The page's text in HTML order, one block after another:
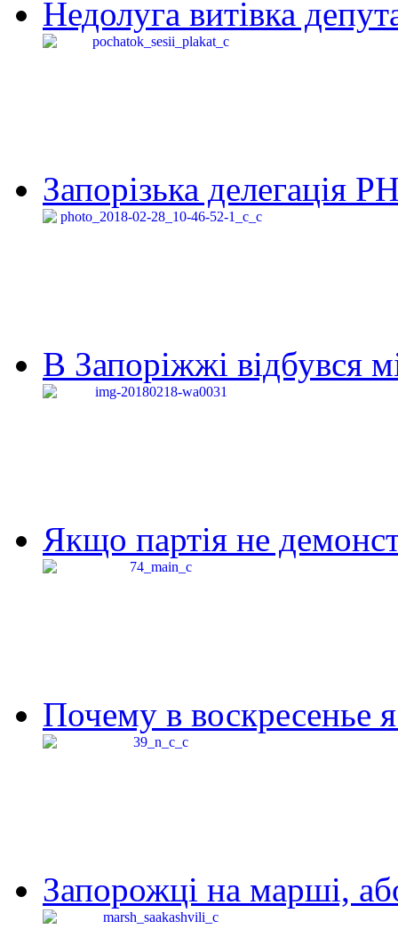
Недолуга витівка
Запорізька делегація
В Запоріжжі відбувся
Якщо партія не
Почему в воскресенье
Запорожці на марші,